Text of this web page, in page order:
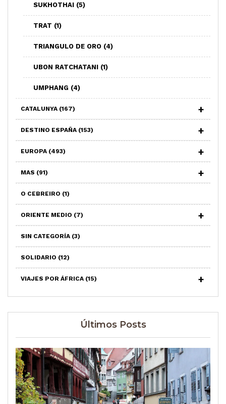
SUKHOTHAI (5)
TRAT (1)
TRIANGULO DE ORO (4)
UBON RATCHATANI (1)
UMPHANG (4)
CATALUNYA (167)
DESTINO ESPAÑA (153)
EUROPA (493)
MAS (91)
O CEBREIRO (1)
ORIENTE MEDIO (7)
SIN CATEGORÍA (3)
SOLIDARIO (12)
VIAJES POR ÁFRICA (15)
Últimos Posts